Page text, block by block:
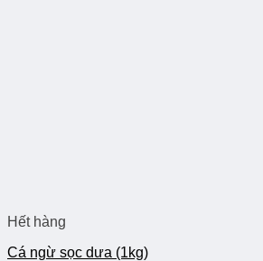
Hết hàng
Cá ngừ sọc dưa (1kg)